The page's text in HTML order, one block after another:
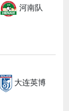
河南队
大连英博